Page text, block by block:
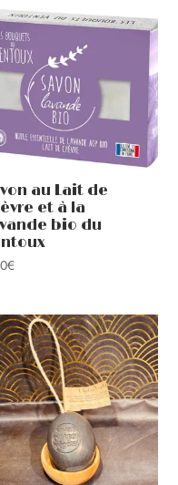
au
plus
ancien
au Lait de
et à la
bio du
€